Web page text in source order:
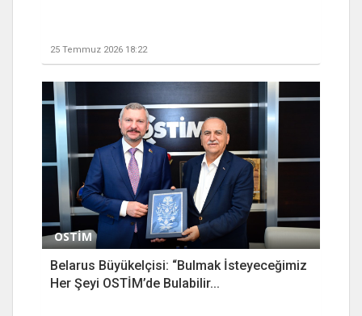
25 Temmuz 2026 18:22
OSTİM
Belarus Büyükelçisi: “Bulmak İsteyeceğimiz
Her Şeyi OSTİM’de Bulabilir...